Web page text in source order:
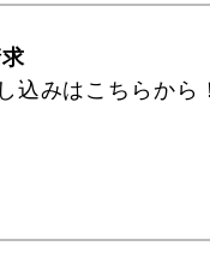
込みはこちらから！